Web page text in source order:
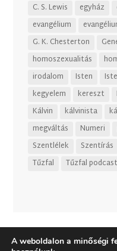
C. S. Lewis
egyház
evangélium
G. K. Chesterton
homoszexualitás
irodalom
Isten
kegyelem
kereszt
Kálvin
kálvinista
megváltás
Numeri
Szentlélek
Szentírás
Tűzfal
Tűzfal podcast
A weboldalon a minőségi